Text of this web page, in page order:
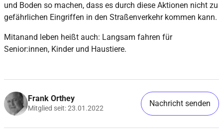
und Boden so machen, dass es durch diese Aktionen nicht zu
gefährlichen Eingriffen in den Straßenverkehr kommen kann.
Mitanand leben heißt auch: Langsam fahren für
Senior:innen, Kinder und Haustiere.
Frank Orthey
Mitglied seit: 23.01.2022 Nachricht senden